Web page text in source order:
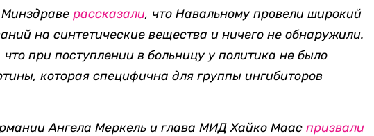
рассказали, что Навальному провели широкий
на синтетические вещества и ничего не обнаружили.
что при поступлении в больницу у политика не было
которая специфична для группы ингибиторов
Ангела Меркель и глава МИД Хайко Мааспризвали